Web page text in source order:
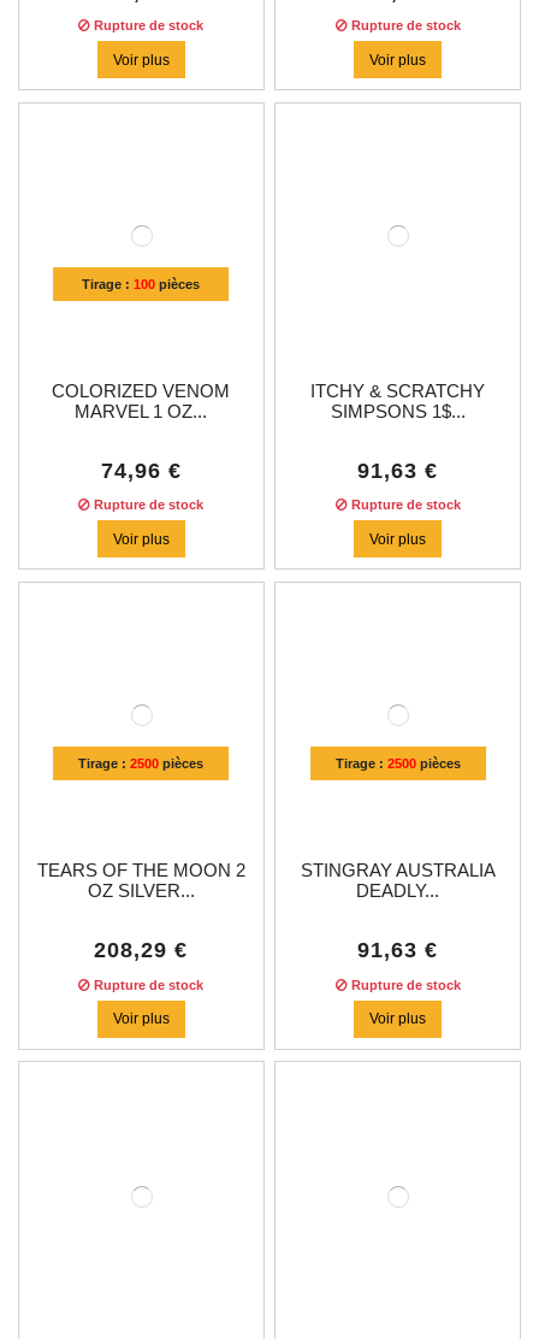
Rupture de stock
Voir plus
Rupture de stock
Voir plus
Tirage :100 pièces
COLORIZED VENOM
MARVEL 1 OZ...
74,96 €
Rupture de stock
Voir plus
ITCHY & SCRATCHY
SIMPSONS 1$...
91,63 €
Rupture de stock
Voir plus
Tirage :2500 pièces
TEARS OF THE MOON 2
OZ SILVER...
208,29 €
Rupture de stock
Voir plus
Tirage : 2500pièces
STINGRAY AUSTRALIA
DEADLY...
91,63 €
Rupture de stock
Voir plus